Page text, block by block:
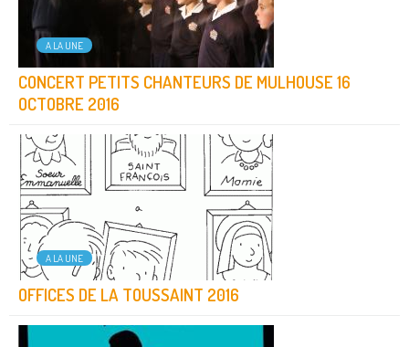
A LA UNE
CONCERT PETITS CHANTEURS DE MULHOUSE 16
OCTOBRE 2016
A LA UNE
OFFICES DE LA TOUSSAINT 2016